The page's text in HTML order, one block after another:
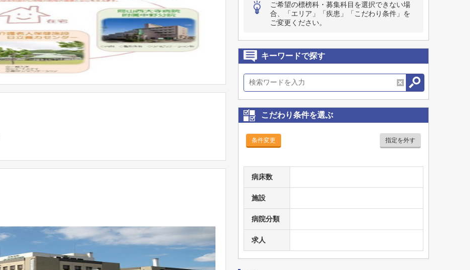
ご希望の標榜科・募集科目を選択できない場
合、「エリア」「疾患」「こだわり条件」を
ご変更ください。
キーワードで探す
こだわり条件を選ぶ
条件変更 指定を外す
病床数
施設
病院分類
求人